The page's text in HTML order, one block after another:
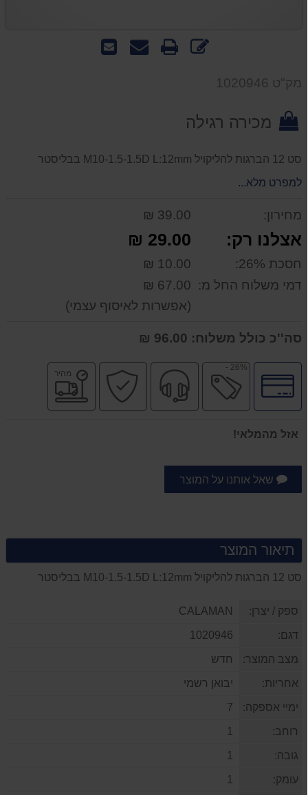
שלח
שאל
הדפס
מק"ט 1020946
מכירה רגילה
סט 12 הברגות להליקויל M10-1.5-1.5D L:12mm בבליסטר
למפרט מלא...
מחירון: 39.00 ₪
אצלנו רק: 29.00 ₪
חסכת 26%:
10.00 ₪
דמי משלוח החל מ:
67.00 ₪
(אפשרות לאיסוף עצמי)
סה''כ כולל משלוח:
לחץ
לאפשרויות
תשלומים
26% - מבצע
שירות
מקצועי
קניה
בטוחה
מהיר
אזל מהמלאי!
שאל אותנו על המוצר
תיאור המוצר
סט 12 הברגות להליקויל M10-1.5-1.5D L:12mm בבליסטר
ספק / יצרן:
דגם:
מצב המוצר: חדש
אחריות: יבואן רשמי
ימיי אספקה:
רוחב:
גובה:
עומק: